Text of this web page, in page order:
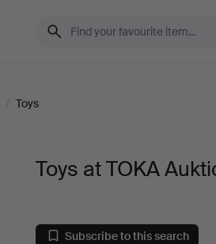
/ Toys
Toys at TOKA
Subscribe to this search